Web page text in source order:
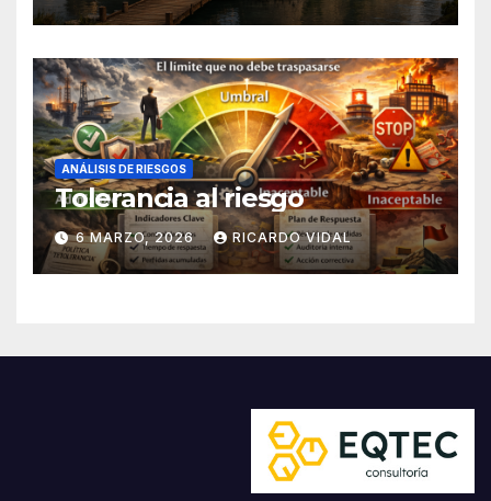
ANÁLISIS DE RIESGOS
Tolerancia al riesgo
6 MARZO, 2026 RICARDO VIDAL